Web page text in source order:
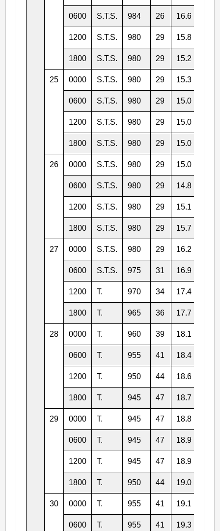
0600 S.T.S. 984 26 16.6
1200 S.T.S. 980 29 15.8
1800 S.T.S. 980 29 15.2
25 0000 S.T.S. 980 29 15.3
0600 S.T.S. 980 29 15.0
1200 S.T.S. 980 29 15.0
1800 S.T.S. 980 29 15.0
26 0000 S.T.S. 980 29 15.0
0600 S.T.S. 980 29 14.8
1200 S.T.S. 980 29 15.1
1800 S.T.S. 980 29 15.7
27 0000 S.T.S. 980 29 16.2
0600 S.T.S. 975 31 16.9
1200 T. 970 34 17.4
1800 T. 965 36 17.7
28 0000 T. 960 39 18.1
0600 T. 955 41 18.4
1200 T. 950 44 18.6
1800 T. 945 47 18.7
29 0000 T. 945 47 18.8
0600 T. 945 47 18.9
1200 T. 945 47 18.9
1800 T. 950 44 19.0
30 0000 T. 955 41 19.1
0600 T. 955 41 19.3